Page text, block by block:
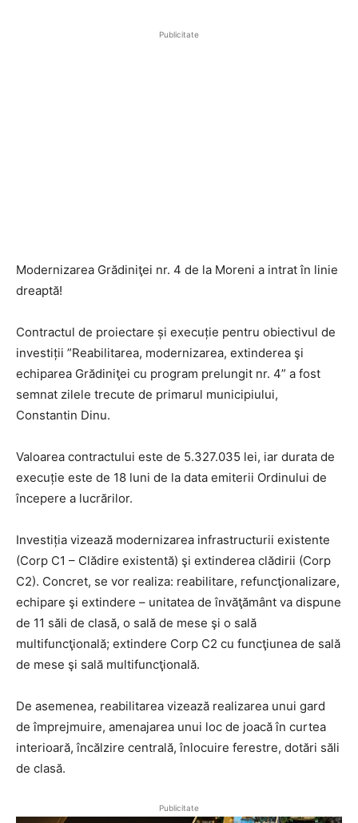
Publicitate
Modernizarea Grădiniţei nr. 4 de la Moreni a intrat în linie
dreaptă!
Contractul de proiectare și execuție pentru obiectivul de
investiții ”Reabilitarea, modernizarea, extinderea şi
echiparea Grădiniţei cu program prelungit nr. 4” a fost
semnat zilele trecute de primarul municipiului,
Constantin Dinu.
Valoarea contractului este de 5.327.035 lei, iar durata de
execuție este de 18 luni de la data emiterii Ordinului de
începere a lucrărilor.
Investiția vizează modernizarea infrastructurii existente
(Corp C1 – Clădire existentă) şi extinderea clădirii (Corp
C2). Concret, se vor realiza: reabilitare, refuncţionalizare,
echipare şi extindere – unitatea de învăţământ va dispune
de 11 săli de clasă, o sală de mese şi o sală
multifuncţională; extindere Corp C2 cu funcţiunea de sală
de mese şi sală multifuncţională.
De asemenea, reabilitarea vizează realizarea unui gard
de împrejmuire, amenajarea unui loc de joacă în curtea
interioară, încălzire centrală, înlocuire ferestre, dotări săli
de clasă.
Publicitate